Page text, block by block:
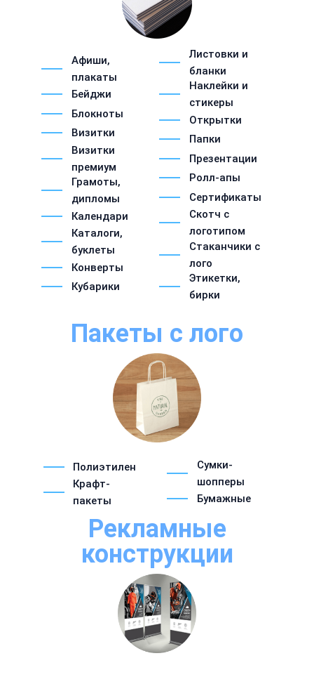
Афиши,
плакаты
Бейджи
Блокноты
Визитки
Визитки
премиум
Грамоты,
дипломы
Календари
Каталоги,
буклеты
Конверты
Кубарики
Листовки и
бланки
Наклейки и
стикеры
Открытки
Папки
Презентации
Ролл-апы
Сертификаты
Скотч с
логотипом
Стаканчики с
лого
Этикетки,
бирки
Пакеты с лого
Полиэтилен
Крафт-
пакеты
Сумки-
шопперы
Бумажные
Рекламные
конструкции